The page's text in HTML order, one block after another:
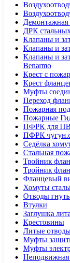
Демонтажная
ДРК
Клапаны и
Клапаны и
Клапаны и
Benarmo
Крест с
Крест
Муфты
Переход
Пожарная
Пожарные
ПФРК для
ПФРК
Седёлка
Стальная
Тройник
Тройник
Фланцевый
Хомуты
Отводы
Втулки
Заглушка
Крестовины
Литые
Муфты
Муфты
Неподвижная